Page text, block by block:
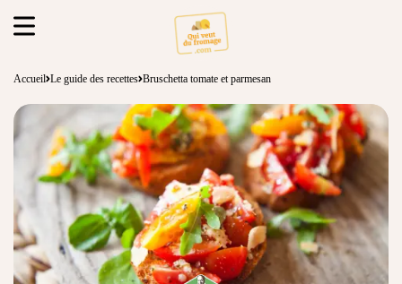
Accueil Le guide des recettes Bruschetta tomate et parmesan